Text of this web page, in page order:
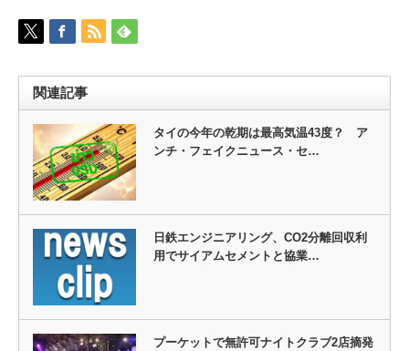
関連記事
タイの今年の乾期は最高気温43度？ ア
ンチ・フェイクニュース・セ…
日鉄エンジニアリング、CO2分離回収利
用でサイアムセメントと協業…
プーケットで無許可ナイトクラブ2店摘発